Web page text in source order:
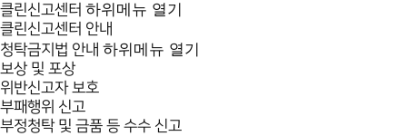
클린신고센터 하위메뉴 열기
클린신고센터 안내
청탁금지법 안내 하위메뉴 열기
보상 및 포상
위반신고자 보호
부패행위 신고
부정청탁 및 금품 등 수수 신고